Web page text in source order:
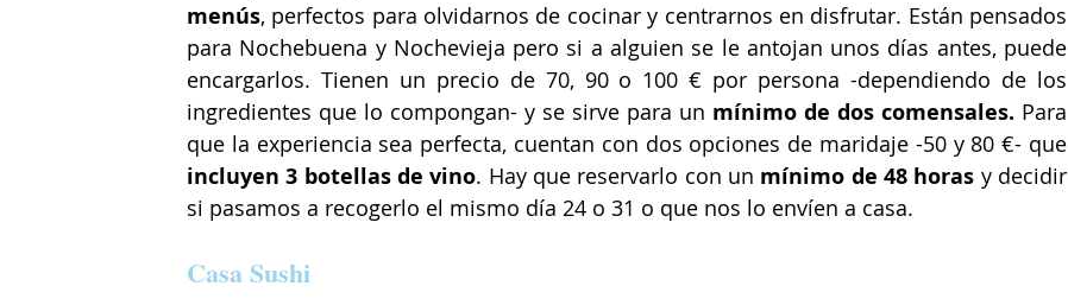
menús, perfectos para olvidarnos de cocinar y centrarnos en disfrutar. Están pensados
para Nochebuena y Nochevieja pero si a alguien se le antojan unos días antes, puede
encargarlos. Tienen un precio de 70, 90 o 100 € por persona -dependiendo de los
ingredientes que lo compongan- y se sirve para un mínimo de dos comensales. Para
que la experiencia sea perfecta, cuentan con dos opciones de maridaje -50 y 80 €- que
incluyen 3 botellas de vino. Hay que reservarlo con un mínimo de 48 horas y decidir
si pasamos a recogerlo el mismo día 24 o 31 o que nos lo envíen a casa.
Casa Sushi